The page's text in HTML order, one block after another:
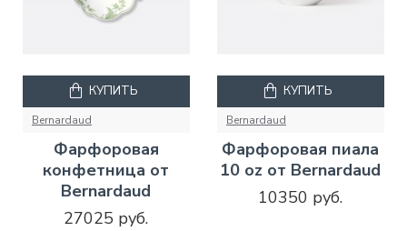
Bernardaud
Фарфоровая
конфетница от
Bernardaud
27025 руб.
КУПИТЬ
Bernardaud
Фарфоровая пиала
10 oz от Bernardaud
10350 руб.
КУПИТЬ